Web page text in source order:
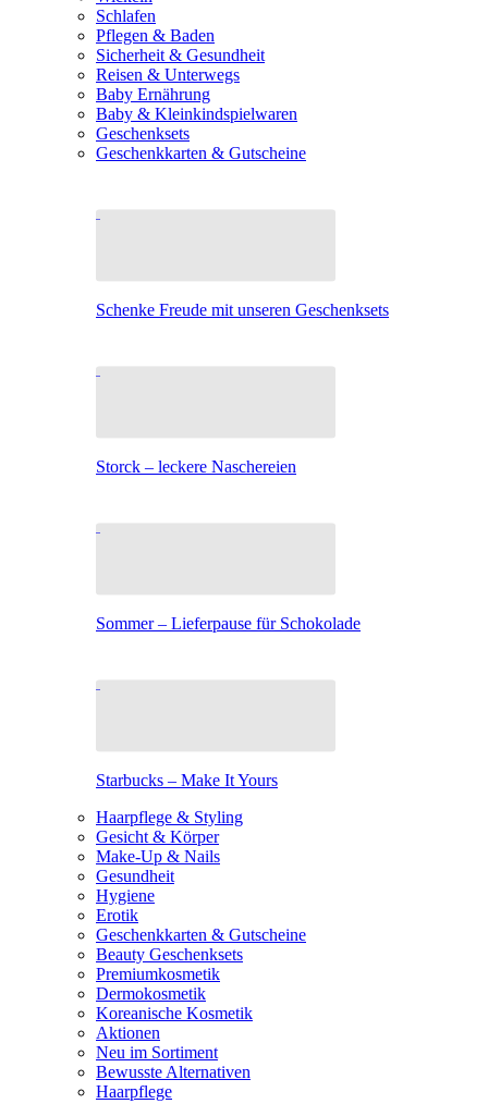
Schlafen
Pflegen & Baden
Sicherheit & Gesundheit
Reisen & Unterwegs
Baby Ernährung
Baby & Kleinkindspielwaren
Geschenksets
Geschenkkarten & Gutscheine
Schenke Freude mit unseren Geschenksets
Storck – leckere Naschereien
Sommer – Lieferpause für Schokolade
Starbucks – Make It Yours
Haarpflege & Styling
Gesicht & Körper
Make-Up & Nails
Gesundheit
Hygiene
Erotik
Geschenkkarten & Gutscheine
Beauty Geschenksets
Premiumkosmetik
Dermokosmetik
Koreanische Kosmetik
Aktionen
Neu im Sortiment
Bewusste Alternativen
Haarpflege